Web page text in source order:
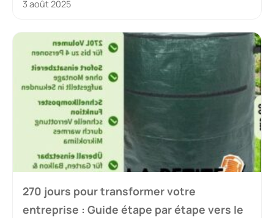
3 août 2025
270 jours pour transformer votre
entreprise : Guide étape par étape vers le